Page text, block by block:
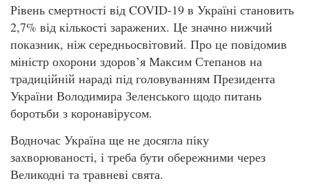
Рівень смертності від COVID-19 в Україні становить
2,7% від кількості заражених. Це значно нижчий
показник, ніж середньосвітовий. Про це повідомив
міністр охорони здоров’я Максим Степанов на
традиційній нараді під головуванням Президента
України Володимира Зеленського щодо питань
боротьби з коронавірусом.
Водночас Україна ще не досягла піку
захворюваності, і треба бути обережними через
Великодні та травневі свята.